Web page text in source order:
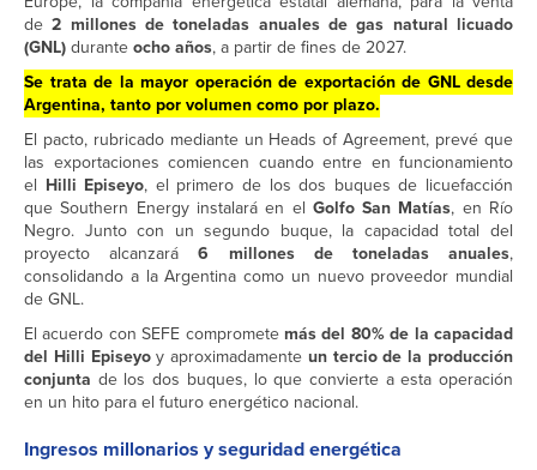
de2 millones de toneladas anuales de gas natural licuado
(GNL)duranteocho años, a partir de fines de 2027.
Se trata de la mayor operación de exportación de GNLdesde
Argentina, tanto por volumen como por plazo.
El pacto, rubricado mediante un Heads of Agreement, prevé que
las exportaciones comiencen cuando entre en funcionamiento
el Hilli Episeyo, el primero de los dos buques de licuefacción
que Southern Energy instalará en el Golfo San Matías, en Río
Negro. Junto con un segundo buque, la capacidad total del
proyecto alcanzará6 millones de toneladas anuales,
consolidando a la Argentina como un nuevo proveedor mundial
de GNL.
El acuerdo con SEFE compromete más del 80% de la capacidad
del Hilli Episeyoy aproximadamente un tercio de la producción
conjunta de los dos buques, lo que convierte a esta operación
en un hito para el futuro energético nacional.
Ingresos millonarios y seguridad energética